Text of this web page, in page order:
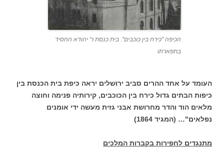
הכיפה "כירח בין כוכבים". בית כנסת ר' יהודא החסיד
בתפארתו
העומד על אחד ההרים סביב ירושלים יראה כיפת בית הכנסת בין
כיפות הבתים גדול כירח בין הכוכבים, קירותיה פנימה וחוצה
מלאים הוד והדר מחרושת אבני גזית מעשה ידי אומנים
נפלאים"… (המגיד 1864)
מתנגדים לחפירות בקברות המלכים